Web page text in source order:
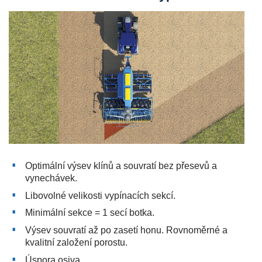
Optimální výsev klínů a souvratí bez přesevů a
vynechávek.
Libovolné velikosti vypínacích sekcí.
Minimální sekce = 1 secí botka.
Výsev souvratí až po zasetí honu. Rovnoměrné a
kvalitní založení porostu.
Úspora osiva.